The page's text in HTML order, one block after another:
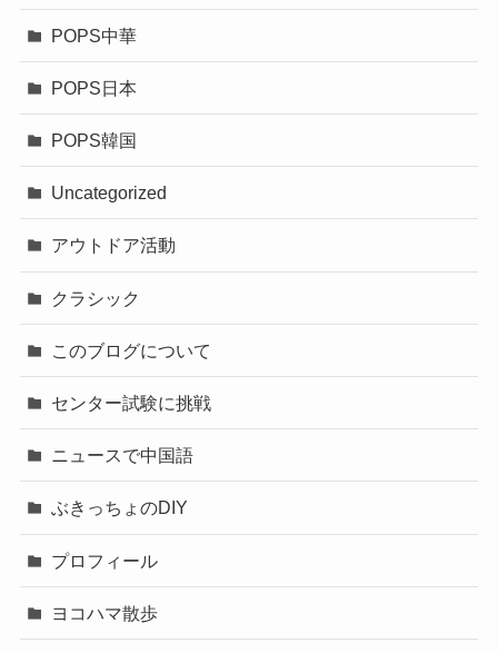
POPS中華
POPS日本
POPS韓国
Uncategorized
アウトドア活動
クラシック
このブログについて
センター試験に挑戦
ニュースで中国語
ぶきっちょのDIY
プロフィール
ヨコハマ散歩